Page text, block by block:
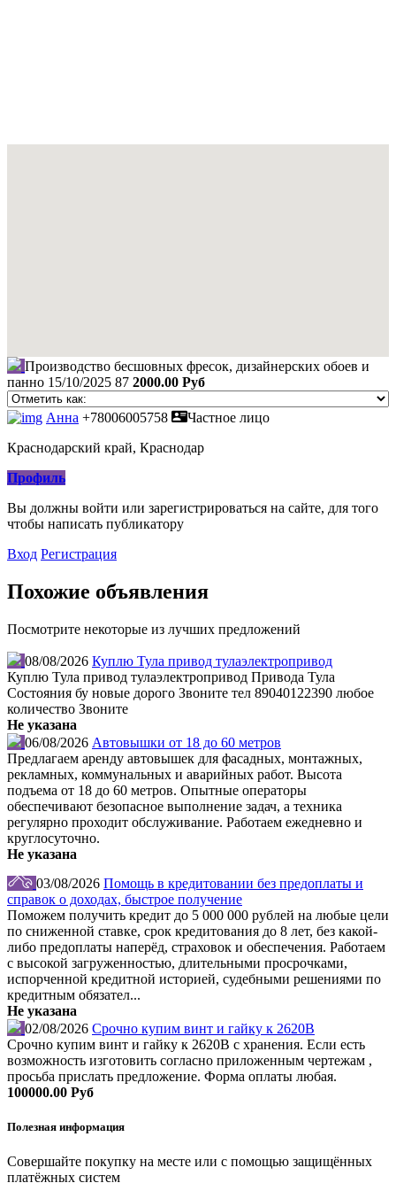
Производство бесшовных фресок, дизайнерских обоев и
панно 15/10/2025 87 2000.00 Руб
Анна +78006005758
Частное лицо
Краснодарский край, Краснодар
Профиль
Вы должны войти или зарегистрироваться на сайте, для того
чтобы написать публикатору
Вход Регистрация
Похожие объявления
Посмотрите некоторые из лучших предложений
08/08/2026 Куплю Тула привод тулаэлектропривод
Куплю Тула привод тулаэлектропривод Привода Тула
Состояния бу новые дорого Звоните тел 89040122390 любое
количество Звоните
Не указана
06/08/2026 Автовышки от 18 до 60 метров
Предлагаем аренду автовышек для фасадных, монтажных,
рекламных, коммунальных и аварийных работ. Высота
подъема от 18 до 60 метров. Опытные операторы
обеспечивают безопасное выполнение задач, а техника
регулярно проходит обслуживание. Работаем ежедневно и
круглосуточно.
Не указана
03/08/2026 Помощь в кредитовании без предоплаты и
справок о доходах, быстрое получение
Поможем получить кредит до 5 000 000 рублей на любые цели
по сниженной ставке, срок кредитования до 8 лет, без какой-
либо предоплаты наперёд, страховок и обеспечения. Работаем
с высокой загруженностью, длительными просрочками,
испорченной кредитной историей, судебными решениями по
кредитным обязател...
Не указана
02/08/2026 Срочно купим винт и гайку к 2620В
Срочно купим винт и гайку к 2620В с хранения. Если есть
возможность изготовить согласно приложенным чертежам ,
просьба прислать предложение. Форма оплаты любая.
100000.00 Руб
Полезная информация
Совершайте покупку на месте или с помощью защищённых
платёжных систем